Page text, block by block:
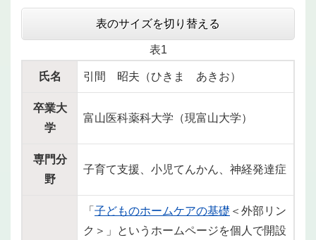
表のサイズを切り替える
表1
氏名 引間 昭夫（ひきま あきお）
卒業大
学
富山医科薬科大学（現富山大学）
専門分
野
子育て支援、小児てんかん、神経発達症
「 子どものホームケアの基礎 ＜外部リン
ク＞ 」というホームページを個人で開設